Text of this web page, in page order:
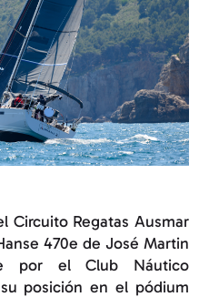
Circuito Regatas Ausmar
470e de José Martin
por el Club Náutico
posición en el pódium